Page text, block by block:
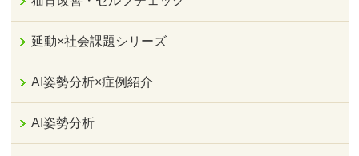
延動×社会課題シリーズ
AI姿勢分析×症例紹介
AI姿勢分析